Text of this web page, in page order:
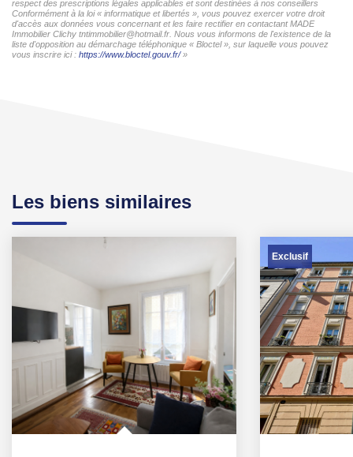
respect des prescriptions légales applicables et sont destinées à nos conseillers
Conformément à la loi « informatique et libertés », vous pouvez exercer votre droit
d'accès aux données vous concernant et les faire rectifier en contactant MADE
Immobilier Clichy tntimmobilier@hotmail.fr. Nous vous informons de l'existence de la
liste d'opposition au démarchage téléphonique « Bloctel », sur laquelle vous pouvez
vous inscrire ici : https://www.bloctel.gouv.fr/»
Les biens similaires
Exclusif